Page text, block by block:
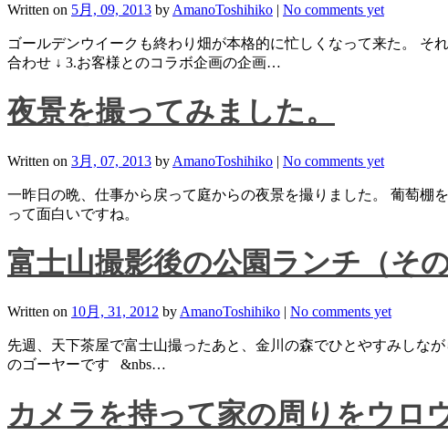
Written on 5月, 09, 2013 by AmanoToshihiko | No comments yet
ゴールデンウイークも終わり畑が本格的に忙しくなって来た。 そ
合わせ ↓ 3.お客様とのコラボ企画の企画…
夜景を撮ってみました。
Written on 3月, 07, 2013 by AmanoToshihiko | No comments yet
一昨日の晩、仕事から戻って庭からの夜景を撮りました。 葡萄棚
って面白いですね。
富士山撮影後の公園ランチ（その
Written on 10月, 31, 2012 by AmanoToshihiko | No comments yet
先週、天下茶屋で富士山撮ったあと、金川の森でひとやすみしな
のゴーヤーです &nbs…
カメラを持って家の周りをウロ